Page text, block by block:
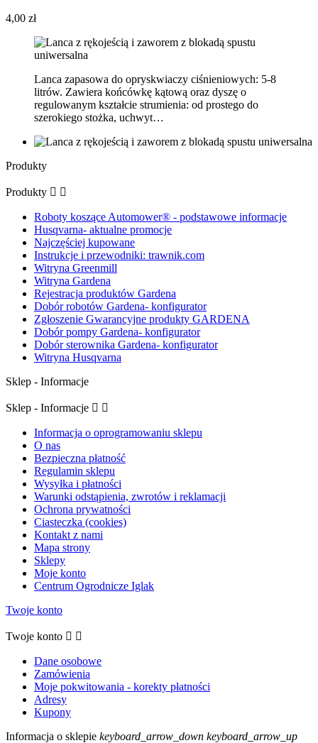
4,00 zł
Lanca zapasowa do opryskwiaczy ciśnieniowych: 5-8
litrów. Zawiera końcówkę kątową oraz dyszę o
regulowanym kształcie strumienia: od prostego do
szerokiego stożka, uchwyt…
Produkty
Produkty  
Roboty koszące Automower® - podstawowe informacje
Husqvarna- aktualne promocje
Najczęściej kupowane
Instrukcje i przewodniki: trawnik.com
Witryna Greenmill
Witryna Gardena
Rejestracja produktów Gardena
Dobór robotów Gardena- konfigurator
Zgłoszenie Gwarancyjne produkty GARDENA
Dobór pompy Gardena- konfigurator
Dobór sterownika Gardena- konfigurator
Witryna Husqvarna
Sklep - Informacje
Sklep - Informacje  
Informacja o oprogramowaniu sklepu
O nas
Bezpieczna płatność
Regulamin sklepu
Wysyłka i płatności
Warunki odstąpienia, zwrotów i reklamacji
Ochrona prywatności
Ciasteczka (cookies)
Kontakt z nami
Mapa strony
Sklepy
Moje konto
Centrum Ogrodnicze Iglak
Twoje konto
Twoje konto  
Dane osobowe
Zamówienia
Moje pokwitowania - korekty płatności
Adresy
Kupony
Informacja o sklepie keyboard_arrow_down keyboard_arrow_up